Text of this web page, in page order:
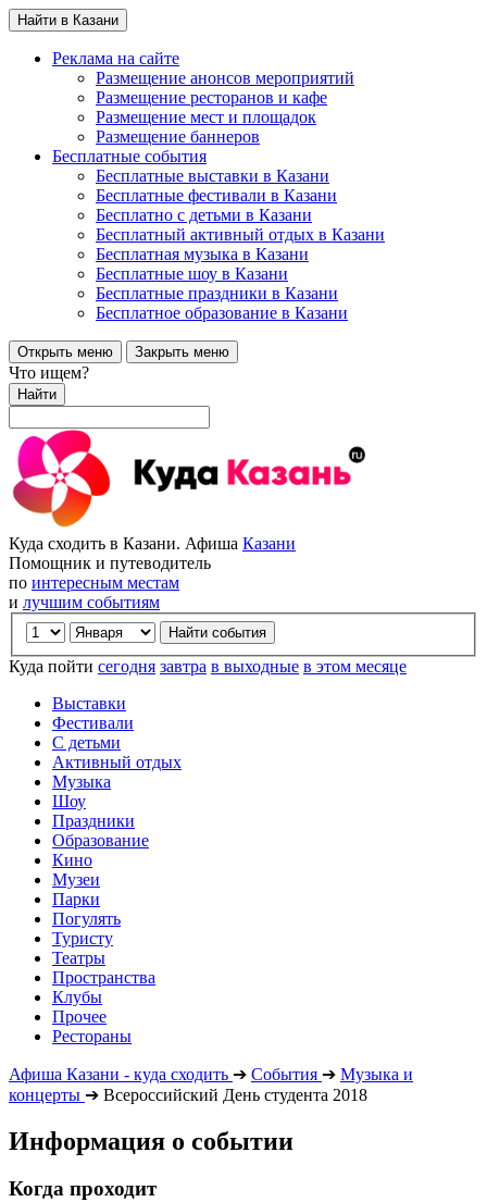
Найти в Казани
Реклама на сайте
Размещение анонсов мероприятий
Размещение ресторанов и кафе
Размещение мест и площадок
Размещение баннеров
Бесплатные события
Бесплатные выставки в Казани
Бесплатные фестивали в Казани
Бесплатно с детьми в Казани
Бесплатный активный отдых в Казани
Бесплатная музыка в Казани
Бесплатные шоу в Казани
Бесплатные праздники в Казани
Бесплатное образование в Казани
Открыть меню Закрыть меню
Что ищем?
Найти
Куда сходить в Казани. Афиша Казани
Помощник и путеводитель
по интересным местам
и лучшим событиям
Куда пойти сегодня завтра в выходные в этом месяце
Выставки
Фестивали
С детьми
Активный отдых
Музыка
Шоу
Праздники
Образование
Кино
Музеи
Парки
Погулять
Туристу
Театры
Пространства
Клубы
Прочее
Рестораны
Афиша Казани - куда сходить ➔ События ➔ Музыка и
концерты ➔ Всероссийский День студента 2018
Информация о событии
Когда проходит